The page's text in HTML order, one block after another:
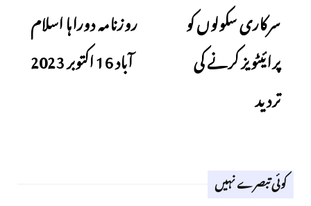
سرکاری سکولوں کو
پرائیٹویز کرنے کی
تردید
روزنامہ دوراہا اسلام
آباد 16 اکتوبر 2023
کوئی تبصرے نہیں